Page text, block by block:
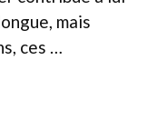
mais
ces …